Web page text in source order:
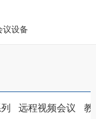
议设备
远程视频会议 教